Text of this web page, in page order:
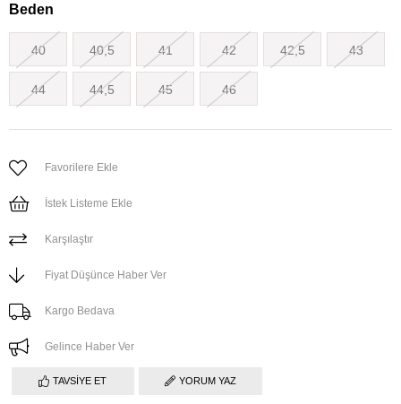
Beden
40 40,5 41 42 42,5 43
44 44,5 45 46
Favorilere Ekle
İstek Listeme Ekle
Karşılaştır
Fiyat Düşünce Haber Ver
Kargo Bedava
Gelince Haber Ver
TAVSIYE ET YORUM YAZ